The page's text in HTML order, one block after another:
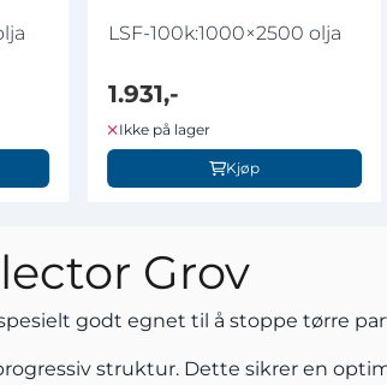
LSF-100k:1000×2500 olja
1.931,-
Ikke på lager
Kjøp
Grov
godt egnet til å stoppe tørre
struktur. Dette sikrer en